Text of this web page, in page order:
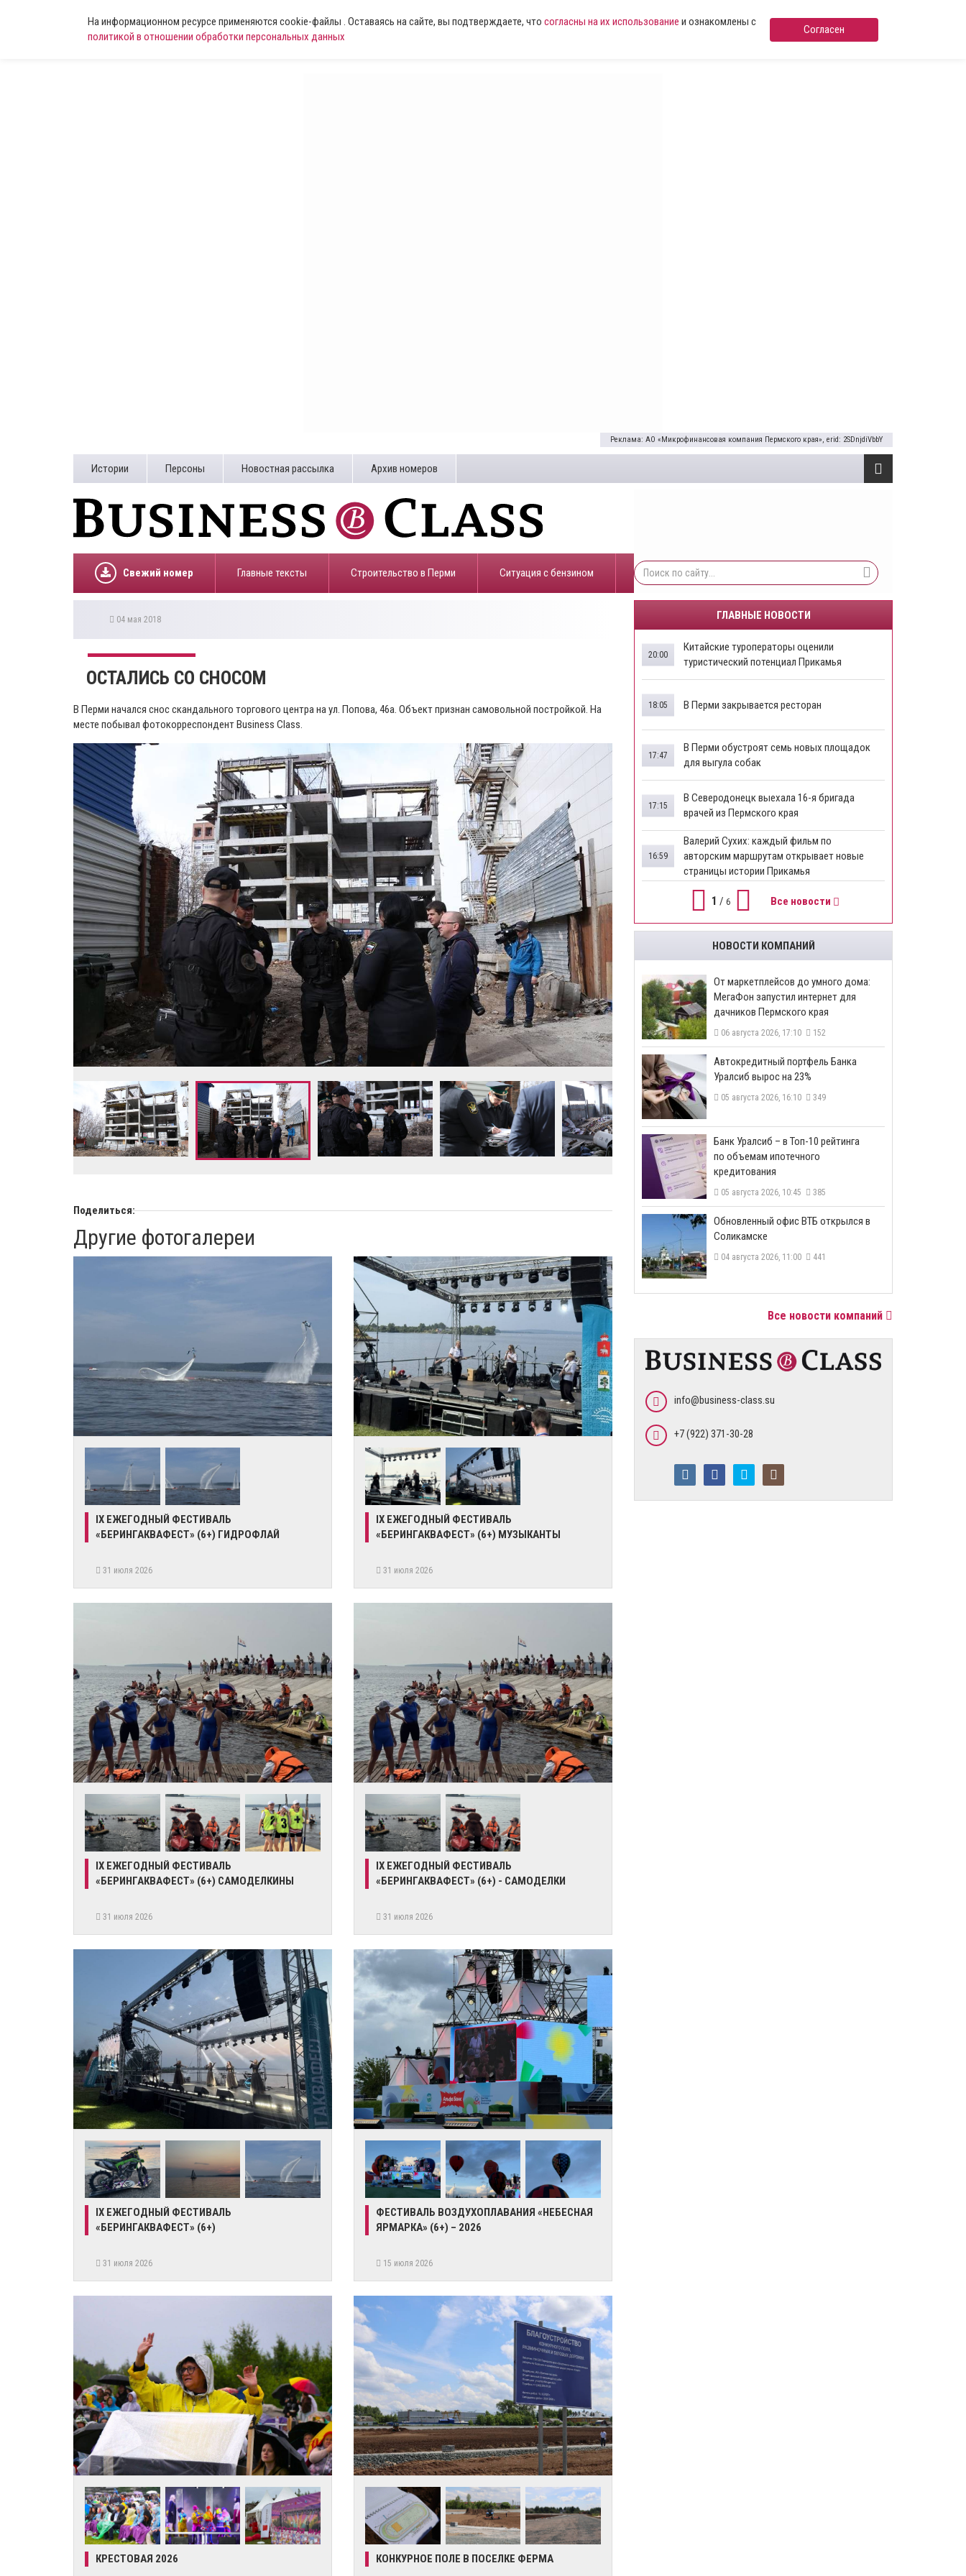
На информационном ресурсе применяются cookie-файлы . Оставаясь на сайте, вы подтверждаете, что согласны на их использование и ознакомлены с
политикой в отношении обработки персональных данных
Согласен
Реклама: АО «Микрофинансовая компания Пермского края», erid: 2SDnjdiVbbY
Истории Персоны Новостная рассылка Архив номеров
Свежий номер Главные тексты Строительство в Перми ​Ситуация с бензином
04 мая 2018
​ОСТАЛИСЬ СО СНОСОМ
В Перми начался снос скандального торгового центра на ул. Попова, 46а. Объект признан самовольной постройкой. На
месте побывал фотокорреспондент Business Class.
Поделиться:
Другие фотогалереи
IX ЕЖЕГОДНЫЙ ФЕСТИВАЛЬ
«БЕРИНГАКВАФЕСТ» (6+) ГИДРОФЛАЙ
31 июля 2026
IX ЕЖЕГОДНЫЙ ФЕСТИВАЛЬ
«БЕРИНГАКВАФЕСТ» (6+) МУЗЫКАНТЫ
31 июля 2026
IX ЕЖЕГОДНЫЙ ФЕСТИВАЛЬ
«БЕРИНГАКВАФЕСТ» (6+) САМОДЕЛКИНЫ
31 июля 2026
IX ЕЖЕГОДНЫЙ ФЕСТИВАЛЬ
«БЕРИНГАКВАФЕСТ» (6+) - САМОДЕЛКИ
31 июля 2026
IX ЕЖЕГОДНЫЙ ФЕСТИВАЛЬ
«БЕРИНГАКВАФЕСТ» (6+)
31 июля 2026
ФЕСТИВАЛЬ ВОЗДУХОПЛАВАНИЯ «НЕБЕСНАЯ
ЯРМАРКА» (6+) – 2026
15 июля 2026
КРЕСТОВАЯ 2026 КОНКУРНОЕ ПОЛЕ В ПОСЕЛКЕ ФЕРМА
ГЛАВНЫЕ НОВОСТИ
Китайские туроператоры оценили
туристический потенциал Прикамья
20:00
В Перми закрывается ресторан
18:05
​В Перми обустроят семь новых площадок
для выгула собак
17:47
В Северодонецк выехала 16-я бригада
врачей из Пермского края
17:15
​Валерий Сухих: каждый фильм по
авторским маршрутам открывает новые
страницы истории Прикамья
16:59
1 / 6 Все новости
НОВОСТИ КОМПАНИЙ
От маркетплейсов до умного дома:
МегаФон запустил интернет для
дачников Пермского края
06 августа 2026, 17:10 152
​Автокредитный портфель Банка
Уралсиб вырос на 23%
05 августа 2026, 16:10 349
​Банк Уралсиб – в Топ-10 рейтинга
по объемам ипотечного
кредитования
05 августа 2026, 10:45 385
​Обновленный офис ВТБ открылся в
Соликамске
04 августа 2026, 11:00 441
Все новости компаний
info@business-class.su
+7 (922) 371-30-28